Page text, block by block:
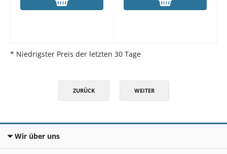
* Niedrigster Preis der letzten 30 Tage
ZURÜCK WEITER
Wir über uns